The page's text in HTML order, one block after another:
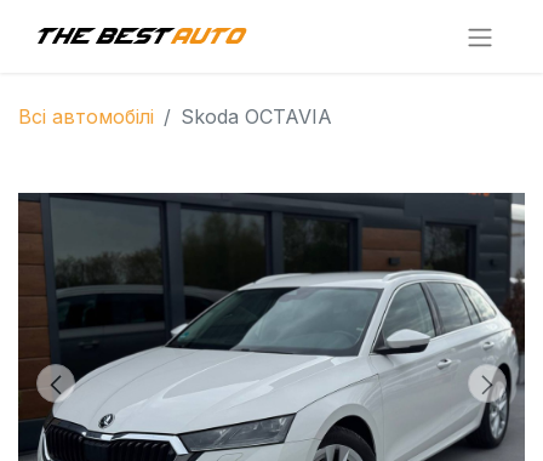
Всі автомобілі Skoda OCTAVIA